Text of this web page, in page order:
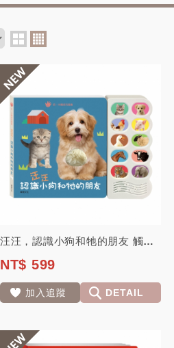
汪汪，認識小狗和牠的朋友 觸摸有聲書
NT$ 599
加入追蹤 DETAIL